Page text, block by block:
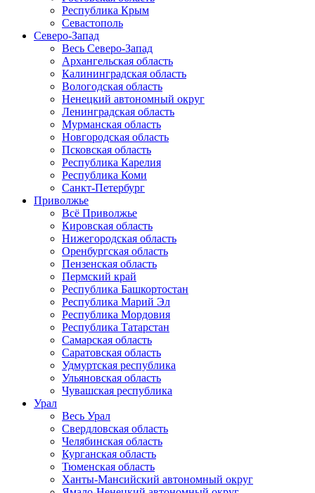
Республика Крым
Севастополь
Северо-Запад
Весь Северо-Запад
Архангельская область
Калининградская область
Вологодская область
Ненецкий автономный округ
Ленинградская область
Мурманская область
Новгородская область
Псковская область
Республика Карелия
Республика Коми
Санкт-Петербург
Приволжье
Всё Приволжье
Кировская область
Нижегородская область
Оренбургская область
Пензенская область
Пермский край
Республика Башкортостан
Республика Марий Эл
Республика Мордовия
Республика Татарстан
Самарская область
Саратовская область
Удмуртская республика
Ульяновская область
Чувашская республика
Урал
Весь Урал
Свердловская область
Челябинская область
Курганская область
Тюменская область
Ханты-Мансийский автономный округ